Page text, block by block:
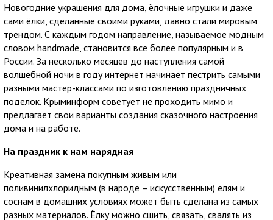
Новогодние украшения для дома, ёлочные игрушки и даже
сами ёлки, сделанные своими руками, давно стали мировым
трендом. С каждым годом направление, называемое модным
словом handmade, становится все более популярным и в
России. За несколько месяцев до наступления самой
волшебной ночи в году интернет начинает пестрить самыми
разными мастер-классами по изготовлению праздничных
поделок. Крыминформ советует не проходить мимо и
предлагает свои варианты создания сказочного настроения
дома и на работе.
На праздник к нам нарядная
Креативная замена покупным живым или
поливинилхлоридным (в народе – искусственным) елям и
соснам в домашних условиях может быть сделана из самых
разных материалов. Ёлку можно сшить, связать, свалять из